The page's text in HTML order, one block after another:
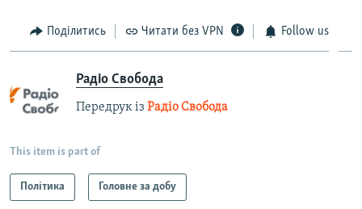
Поділитись Читати без VPN Follow us
Радіо Свобода
Передрук із Радіо Свобода
This item is part of
Політика Головне за добу